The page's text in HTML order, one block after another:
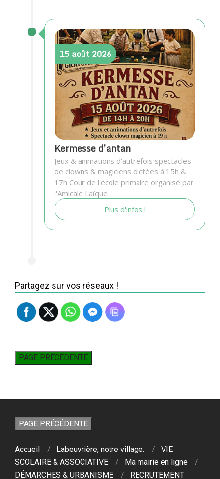
15 août 2026
Kermesse d’antan
Jeux & animations d'autrefois spectacles
de clowns & magiciens dictées à 15h &
17h Cour de l'école primaire organisé par
l'Amicale Laïque
Plus d'infos !
Partagez sur vos réseaux !
Accueil Labeuvrière, notre village.
VIE
SCOLAIRE & ASSOCIATIVE
Ma mairie en ligne
DÉMARCHES & URBANISME
RECRUTEMENT